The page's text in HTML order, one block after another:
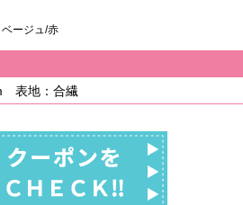
ージュ/赤
表地：合繊